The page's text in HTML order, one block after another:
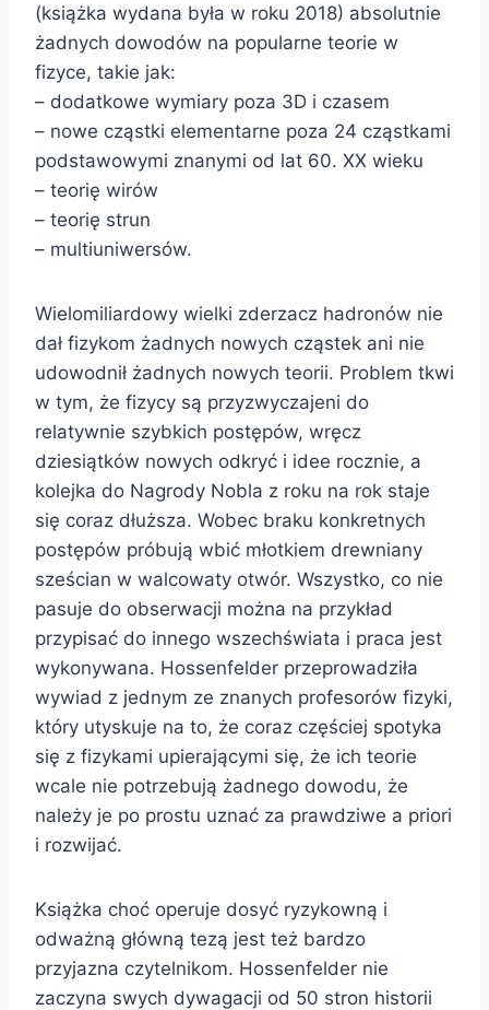
(książka wydana była w roku 2018) absolutnie
żadnych dowodów na popularne teorie w
fizyce, takie jak:
– dodatkowe wymiary poza 3D i czasem
– nowe cząstki elementarne poza 24 cząstkami
podstawowymi znanymi od lat 60. XX wieku
– teorię wirów
– teorię strun
– multiuniwersów.
Wielomiliardowy wielki zderzacz hadronów nie
dał fizykom żadnych nowych cząstek ani nie
udowodnił żadnych nowych teorii. Problem tkwi
w tym, że fizycy są przyzwyczajeni do
relatywnie szybkich postępów, wręcz
dziesiątków nowych odkryć i idee rocznie, a
kolejka do Nagrody Nobla z roku na rok staje
się coraz dłuższa. Wobec braku konkretnych
postępów próbują wbić młotkiem drewniany
sześcian w walcowaty otwór. Wszystko, co nie
pasuje do obserwacji można na przykład
przypisać do innego wszechświata i praca jest
wykonywana. Hossenfelder przeprowadziła
wywiad z jednym ze znanych profesorów fizyki,
który utyskuje na to, że coraz częściej spotyka
się z fizykami upierającymi się, że ich teorie
wcale nie potrzebują żadnego dowodu, że
należy je po prostu uznać za prawdziwe a priori
i rozwijać.
Książka choć operuje dosyć ryzykowną i
odważną główną tezą jest też bardzo
przyjazna czytelnikom. Hossenfelder nie
zaczyna swych dywagacji od 50 stron historii